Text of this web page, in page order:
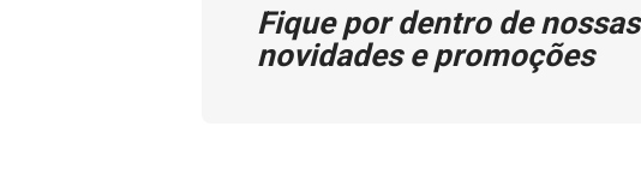
Fique por dentro de nossas
novidades e promoções